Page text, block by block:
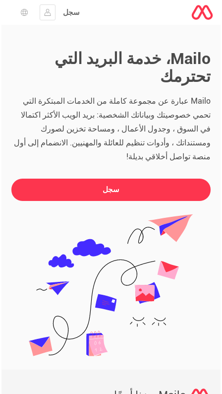
سجل
تسجيل الدخول
اختيار
Mailo، خدمة البريد التي
تحترمك
Mailo عبارة عن مجموعة كاملة من الخدمات المبتكرة التي
تحمي خصوصيتك وبياناتك الشخصية: بريد الويب الأكثر اكتمالا
في السوق ، وجدول الأعمال ، ومساحة تخزين لصورك
ومستنداتك ، وأدوات تنظيم للعائلة والمهنيين. الانضمام إلى أول
منصة تواصل أخلاقي بديلة!
سجل